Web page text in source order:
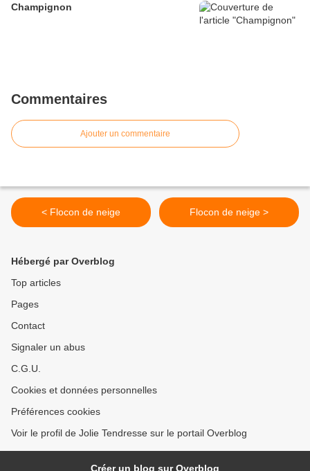
Champignon
Commentaires
Ajouter un commentaire
< Flocon de neige Flocon de neige >
Hébergé par Overblog
Top articles
Pages
Contact
Signaler un abus
C.G.U.
Cookies et données personnelles
Préférences cookies
Voir le profil de Jolie Tendresse sur le portail Overblog
Créer un blog sur Overblog